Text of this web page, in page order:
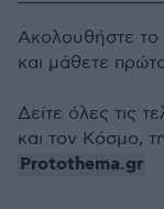
Ακολουθήστε το
και μάθετε
Δείτε όλες τις
και τον Κόσμο,
Protothema.gr